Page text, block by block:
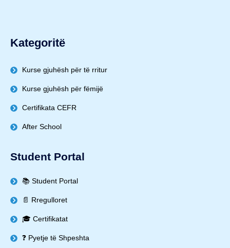
Kategoritë
Kurse gjuhësh për të rritur
Kurse gjuhësh për fëmijë
Certifikata CEFR
After School
Student Portal
📚 Student Portal
📄 Rregulloret
🎓 Certifikatat
❓ Pyetje të Shpeshta